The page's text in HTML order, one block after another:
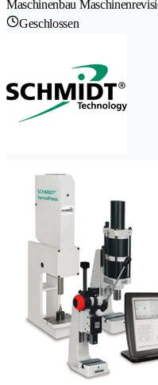
Maschinenbau
Geschlossen